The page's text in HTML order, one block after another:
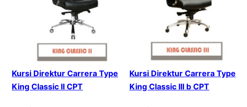
Kursi Direktur Carrera Type
King Classic II CPT
Kursi Direktur Carrera Type
King Classic III b CPT